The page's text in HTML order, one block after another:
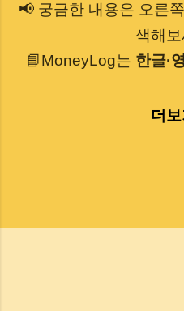
📢 궁금한 내용은 오른
색해보
📘MoneyLog는 한글·
더